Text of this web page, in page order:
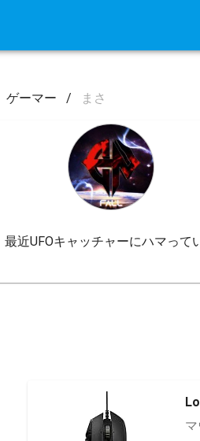
ゲーマー / まさ
最近UFOキャッチャーにハマって